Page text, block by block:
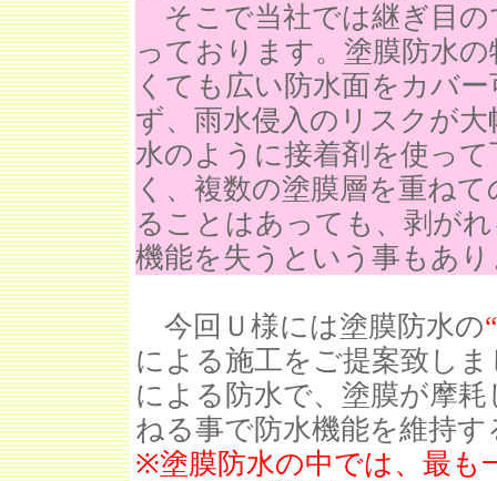
そこで当社では継ぎ目の
っております。塗膜防水
くても広い防水面をカバ
ず、雨水侵入のリスクが
水のように接着剤を使っ
く、複数の塗膜層を重ね
ることはあっても、剥が
機能を失うという事もあ
今回Ｕ様には塗膜防水の
による施工をご提案致し
による防水で、塗膜が摩
ねる事で防水機能を維持
※塗膜防水の中では、最も